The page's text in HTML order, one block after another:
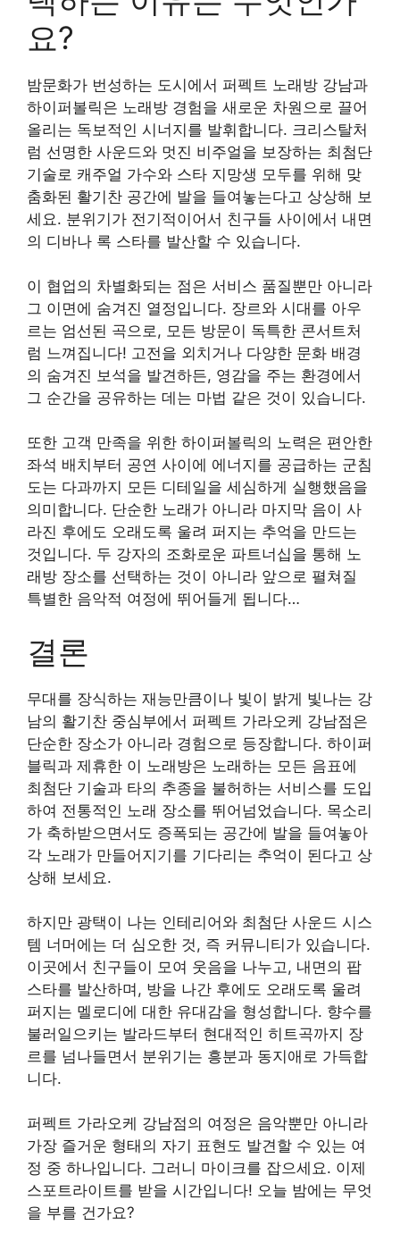
요?
밤문화가 번성하는 도시에서 퍼펙트 노래방 강남과
하이퍼볼릭은 노래방 경험을 새로운 차원으로 끌어
올리는 독보적인 시너지를 발휘합니다. 크리스탈처
럼 선명한 사운드와 멋진 비주얼을 보장하는 최첨단
기술로 캐주얼 가수와 스타 지망생 모두를 위해 맞
춤화된 활기찬 공간에 발을 들여놓는다고 상상해 보
세요. 분위기가 전기적이어서 친구들 사이에서 내면
의 디바나 록 스타를 발산할 수 있습니다.
이 협업의 차별화되는 점은 서비스 품질뿐만 아니라
그 이면에 숨겨진 열정입니다. 장르와 시대를 아우
르는 엄선된 곡으로, 모든 방문이 독특한 콘서트처
럼 느껴집니다! 고전을 외치거나 다양한 문화 배경
의 숨겨진 보석을 발견하든, 영감을 주는 환경에서
그 순간을 공유하는 데는 마법 같은 것이 있습니다.
또한 고객 만족을 위한 하이퍼볼릭의 노력은 편안한
좌석 배치부터 공연 사이에 에너지를 공급하는 군침
도는 다과까지 모든 디테일을 세심하게 실행했음을
의미합니다. 단순한 노래가 아니라 마지막 음이 사
라진 후에도 오래도록 울려 퍼지는 추억을 만드는
것입니다. 두 강자의 조화로운 파트너십을 통해 노
래방 장소를 선택하는 것이 아니라 앞으로 펼쳐질
특별한 음악적 여정에 뛰어들게 됩니다…
결론
무대를 장식하는 재능만큼이나 빛이 밝게 빛나는 강
남의 활기찬 중심부에서 퍼펙트 가라오케 강남점은
단순한 장소가 아니라 경험으로 등장합니다. 하이퍼
블릭과 제휴한 이 노래방은 노래하는 모든 음표에
최첨단 기술과 타의 추종을 불허하는 서비스를 도입
하여 전통적인 노래 장소를 뛰어넘었습니다. 목소리
가 축하받으면서도 증폭되는 공간에 발을 들여놓아
각 노래가 만들어지기를 기다리는 추억이 된다고 상
상해 보세요.
하지만 광택이 나는 인테리어와 최첨단 사운드 시스
템 너머에는 더 심오한 것, 즉 커뮤니티가 있습니다.
이곳에서 친구들이 모여 웃음을 나누고, 내면의 팝
스타를 발산하며, 방을 나간 후에도 오래도록 울려
퍼지는 멜로디에 대한 유대감을 형성합니다. 향수를
불러일으키는 발라드부터 현대적인 히트곡까지 장
르를 넘나들면서 분위기는 흥분과 동지애로 가득합
니다.
퍼펙트 가라오케 강남점의 여정은 음악뿐만 아니라
가장 즐거운 형태의 자기 표현도 발견할 수 있는 여
정 중 하나입니다. 그러니 마이크를 잡으세요. 이제
스포트라이트를 받을 시간입니다! 오늘 밤에는 무엇
을 부를 건가요?